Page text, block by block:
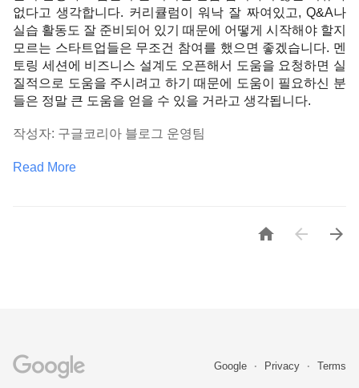
없다고 생각합니다. 커리큘럼이 워낙 잘 짜여있고, Q&A나
실습 활동도 잘 준비되어 있기 때문에 어떻게 시작해야 할지
모르는 스타트업들은 무조건 참여를 했으면 좋겠습니다. 멘
토링 세션에 비즈니스 설계도 오픈해서 도움을 요청하면 실
질적으로 도움을 주시려고 하기 때문에 도움이 필요하신 분
들은 정말 큰 도움을 얻을 수 있을 거라고 생각됩니다.
작성자: 구글코리아 블로그 운영팀
Read More
  
Google Privacy Terms